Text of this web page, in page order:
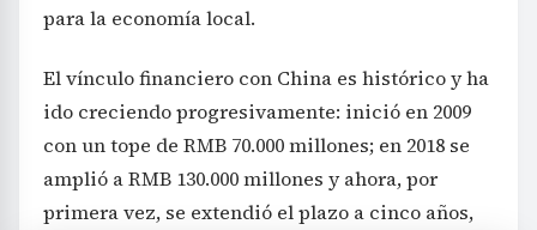
para la economía local.
El vínculo financiero con China es histórico y ha
ido creciendo progresivamente: inició en 2009
con un tope de RMB 70.000 millones; en 2018 se
amplió a RMB 130.000 millones y ahora, por
primera vez, se extendió el plazo a cinco años,